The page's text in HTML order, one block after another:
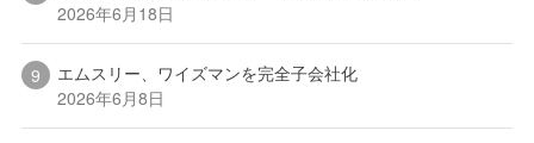
2026年6月18日
エムスリー、ワイズマンを完全子会社化
2026年6月8日